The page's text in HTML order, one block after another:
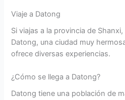
Viaje a Datong
Si viajas a la provincia de
Datong, una ciudad muy
ofrece diversas experiencias.
¿Cómo se llega a Datong?
Datong tiene una población de